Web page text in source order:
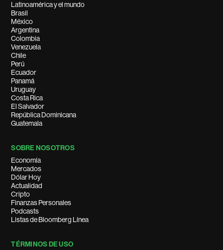
Latinoamérica y el mundo
Brasil
México
Argentina
Colombia
Venezuela
Chile
Perú
Ecuador
Panamá
Uruguay
Costa Rica
El Salvador
República Dominicana
Guatemala
SOBRE NOSOTROS
Economía
Mercados
Dólar Hoy
Actualidad
Cripto
Finanzas Personales
Podcasts
Listas de Bloomberg Línea
TÉRMINOS DE USO